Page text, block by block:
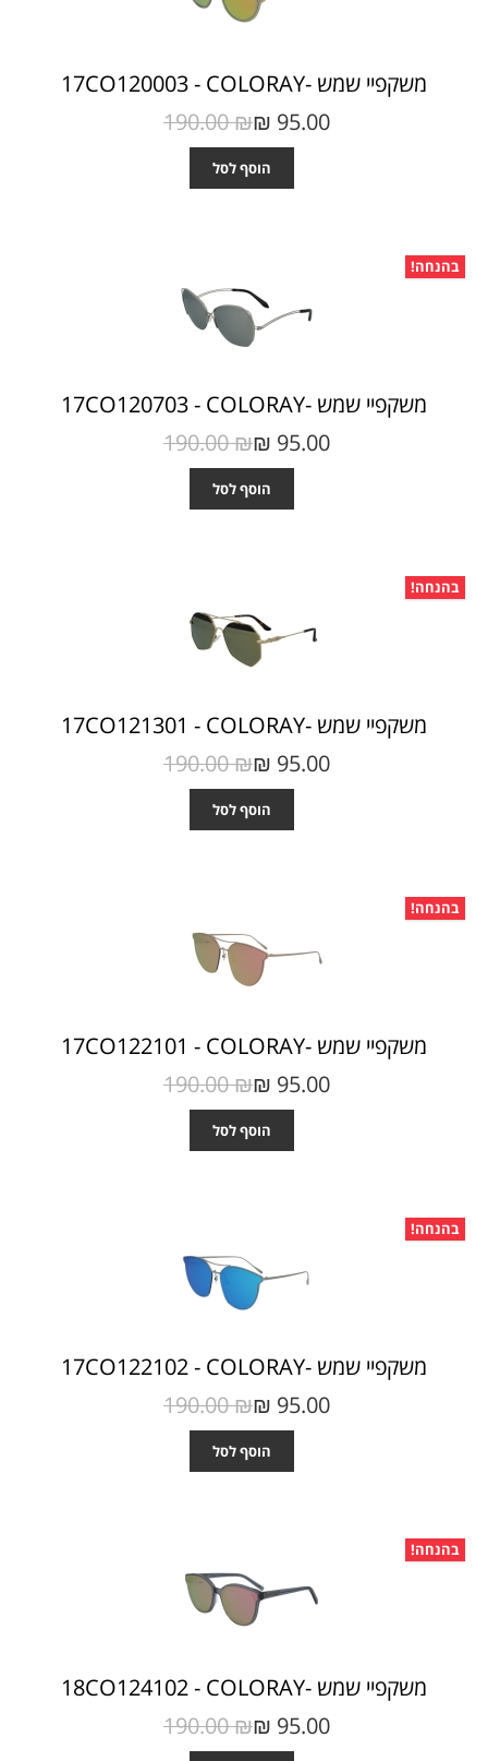
משקפיי שמש -17CO120003 - COLORAY
95.00 ₪‎
190.00 ₪‎
הוסף לסל
בהנחה!
משקפיי שמש -17CO120703 - COLORAY
95.00 ₪‎
190.00 ₪‎
הוסף לסל
בהנחה!
משקפיי שמש -17CO121301 - COLORAY
95.00 ₪‎
190.00 ₪‎
הוסף לסל
בהנחה!
משקפיי שמש -17CO122101 - COLORAY
95.00 ₪‎
190.00 ₪‎
הוסף לסל
בהנחה!
משקפיי שמש -17CO122102 - COLORAY
95.00 ₪‎
190.00 ₪‎
הוסף לסל
בהנחה!
משקפיי שמש -18CO124102 - COLORAY
95.00 ₪‎
190.00 ₪‎